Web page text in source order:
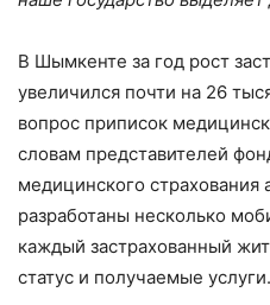
В Шымкенте за год рост
увеличился почти на 26
вопрос приписок
словам представителей
медицинского страхования
разработаны несколько
каждый застрахованный
статус и получаемые услуги.